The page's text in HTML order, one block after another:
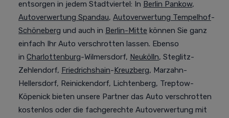
entsorgen in jedem Stadtviertel: In Berlin Pankow,
Autoverwertung Spandau, Autoverwertung Tempelhof-
Schöneberg und auch in Berlin-Mitte können Sie ganz
einfach Ihr Auto verschrotten lassen. Ebenso
in Charlottenburg-Wilmersdorf, Neukölln, Steglitz-
Zehlendorf, Friedrichshain-Kreuzberg, Marzahn-
Hellersdorf, Reinickendorf, Lichtenberg, Treptow-
Köpenick bieten unsere Partner das Auto verschrotten
kostenlos oder die fachgerechte Autoverwertung mit